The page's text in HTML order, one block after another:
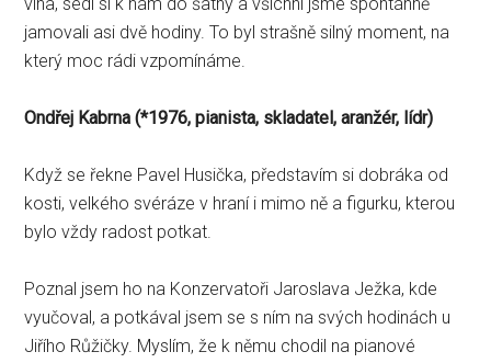
jamovali asi dvě hodiny. To byl strašně silný moment, na
který moc rádi vzpomínáme.
Ondřej Kabrna (*1976, pianista, skladatel, aranžér, lídr)
Když se řekne Pavel Husička, představím si dobráka od
kosti, velkého svéráze v hraní i mimo ně a figurku, kterou
bylo vždy radost potkat.
Poznal jsem ho na Konzervatoři Jaroslava Ježka, kde
vyučoval, a potkával jsem se s ním na svých hodinách u
Jiřího Růžičky. Myslím, že k němu chodil na pianové